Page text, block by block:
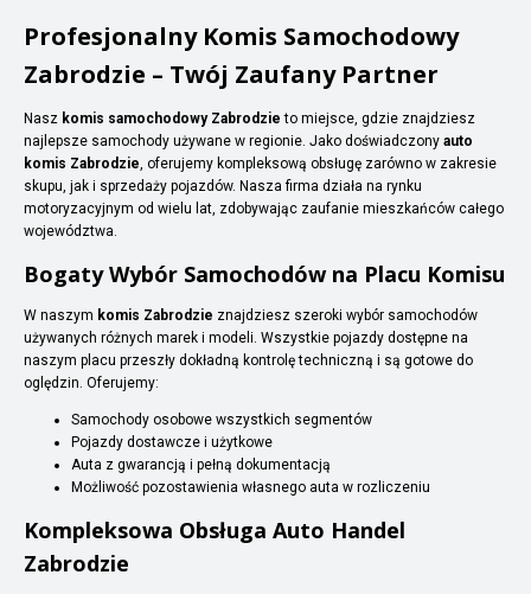
Profesjonalny Komis Samochodowy
Zabrodzie – Twój Zaufany Partner
Nasz komis samochodowy Zabrodzie to miejsce, gdzie znajdziesz
najlepsze samochody używane w regionie. Jako doświadczony auto
komis Zabrodzie, oferujemy kompleksową obsługę zarówno w zakresie
skupu, jak i sprzedaży pojazdów. Nasza firma działa na rynku
motoryzacyjnym od wielu lat, zdobywając zaufanie mieszkańców całego
województwa.
Bogaty Wybór Samochodów na Placu Komisu
W naszym komis Zabrodzie znajdziesz szeroki wybór samochodów
używanych różnych marek i modeli. Wszystkie pojazdy dostępne na
naszym placu przeszły dokładną kontrolę techniczną i są gotowe do
oględzin. Oferujemy:
Samochody osobowe wszystkich segmentów
Pojazdy dostawcze i użytkowe
Auta z gwarancją i pełną dokumentacją
Możliwość pozostawienia własnego auta w rozliczeniu
Kompleksowa Obsługa Auto Handel
Zabrodzie